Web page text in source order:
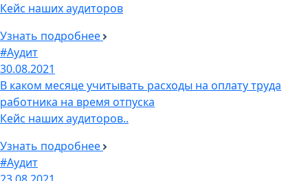
Кейс наших аудиторов
Узнать подробнее
#Аудит
30.08.2021
В каком месяце учитывать расходы на оплату труда
работника на время отпуска
Кейс наших аудиторов..
Узнать подробнее
#Аудит